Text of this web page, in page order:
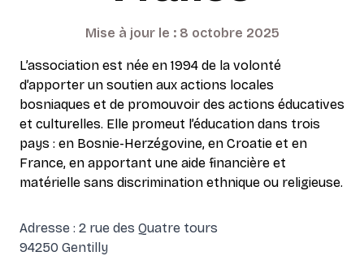
Mise à jour le : 8 octobre 2025
L’association est née en 1994 de la volonté
d’apporter un soutien aux actions locales
bosniaques et de promouvoir des actions éducatives
et culturelles. Elle promeut l’éducation dans trois
pays : en Bosnie-Herzégovine, en Croatie et en
France, en apportant une aide financière et
matérielle sans discrimination ethnique ou religieuse.
Adresse : 2 rue des Quatre tours
94250 Gentilly